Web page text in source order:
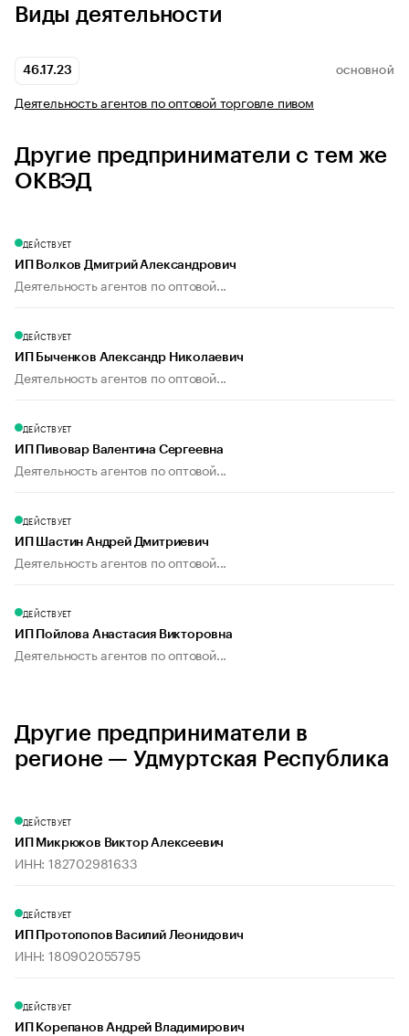
Виды деятельности
46.17.23 ОСНОВНОЙ
Деятельность агентов по оптовой торговле пивом
Другие предприниматели с тем же
ОКВЭД
ДЕЙСТВУЕТ
ИП Волков Дмитрий Александрович
Деятельность агентов по оптовой...
ДЕЙСТВУЕТ
ИП Быченков Александр Николаевич
Деятельность агентов по оптовой...
ДЕЙСТВУЕТ
ИП Пивовар Валентина Сергеевна
Деятельность агентов по оптовой...
ДЕЙСТВУЕТ
ИП Шастин Андрей Дмитриевич
Деятельность агентов по оптовой...
ДЕЙСТВУЕТ
ИП Пойлова Анастасия Викторовна
Деятельность агентов по оптовой...
Другие предприниматели в
регионе — Удмуртская Республика
ДЕЙСТВУЕТ
ИП Микрюков Виктор Алексеевич
ИНН: 182702981633
ДЕЙСТВУЕТ
ИП Протопопов Василий Леонидович
ИНН: 180902055795
ДЕЙСТВУЕТ
ИП Корепанов Андрей Владимирович